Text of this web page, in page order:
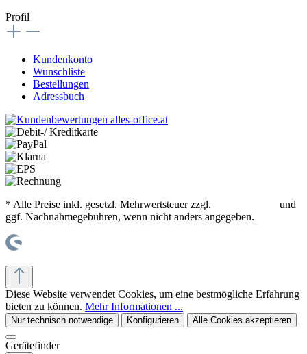
Profil
Kundenkonto
Wunschliste
Bestellungen
Adressbuch
* Alle Preise inkl. gesetzl. Mehrwertsteuer zzgl.
und
ggf. Nachnahmegebühren, wenn nicht anders angegeben.
Diese Website verwendet Cookies, um eine bestmögliche Erfahrung
bieten zu können. Mehr Informationen ...
Nur technisch notwendige Konfigurieren Alle Cookies akzeptieren
Gerätefinder